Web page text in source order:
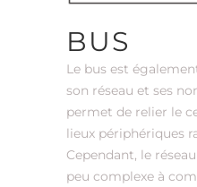
BUS
Le bus est
son réseau et ses
permet de relier le
lieux périphériques
Cependant, le
peu complexe à